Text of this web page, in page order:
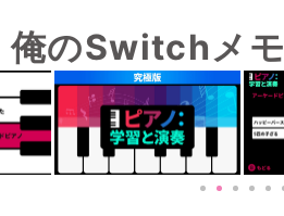
俺のSwitchメモ